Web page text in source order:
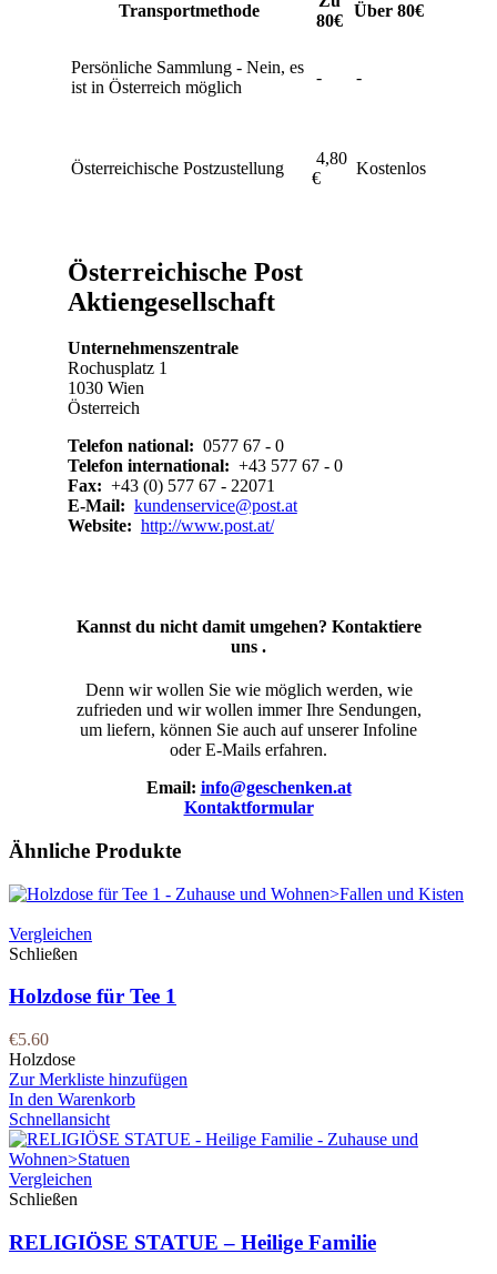
Transportmethode
80€
Über 80€
Persönliche Sammlung - Nein, es
ist in Österreich möglich
- -
Österreichische Postzustellung
4,80
€
Kostenlos
Österreichische Post
Aktiengesellschaft
Unternehmenszentrale
Rochusplatz 1
1030 Wien
Österreich
Telefon national: 0577 67 - 0
Telefon international: +43 577 67 - 0
Fax: +43 (0) 577 67 - 22071
E-Mail: kundenservice@post.at
Website: http://www.post.at/
Kannst du nicht damit umgehen? Kontaktiere
uns .
Denn wir wollen Sie wie möglich werden, wie
zufrieden und wir wollen immer Ihre Sendungen,
um liefern, können Sie auch auf unserer Infoline
oder E-Mails erfahren.
Email: info@geschenken.at
Kontaktformular
Ähnliche Produkte
Vergleichen
Schließen
Holzdose für Tee 1
€5.60
Holzdose
Zur Merkliste hinzufügen
In den Warenkorb
Schnellansicht
Vergleichen
Schließen
RELIGIÖSE STATUE – Heilige Familie